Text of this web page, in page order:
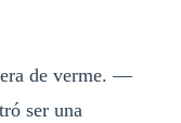
de verme. —
ser una